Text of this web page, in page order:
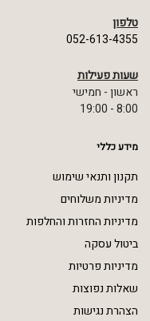
טלפון
052-613-4355
שעות פעילות
ראשון - חמישי
8:00 - 19:00
מידע כללי
תקנון ותנאי שימוש
מדיניות משלוחים
מדיניות החזרות והחלפות
ביטול עסקה
מדיניות פרטיות
שאלות נפוצות
הצהרת נגישות